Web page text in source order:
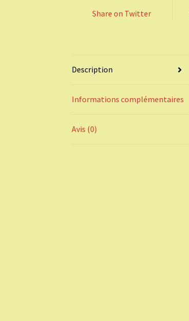
Share on Twitter
Description
Informations complémentaires
Avis (0)